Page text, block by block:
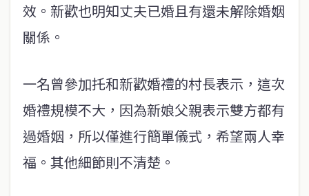
效。新歡也明知丈夫已婚且有還未解除婚姻
關係。
一名曾參加托和新歡婚禮的村長表示，這次
婚禮規模不大，因為新娘父親表示雙方都有
過婚姻，所以僅進行簡單儀式，希望兩人幸
福。其他細節則不清楚。